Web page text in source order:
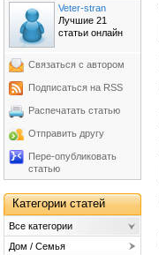
Veter-stran
Лучшие 21
статьи онлайн
Связаться с автором
Подписаться на RSS
Распечатать статью
Отправить другу
Пере-опубликовать
статью
Категории статей
Все категории
Дом / Семья